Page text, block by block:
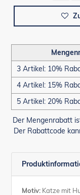
3 Artikel: 10%
4 Artikel: 15%
5 Artikel: 20%
Der Mengenrabatt
Der Rabattcode
Motiv: Katze mit